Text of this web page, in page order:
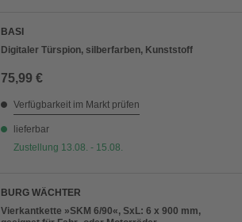
BASI
Digitaler Türspion, silberfarben, Kunststoff
75,99 €
Verfügbarkeit im Markt prüfen
lieferbar
Zustellung 13.08. - 15.08.
BURG WÄCHTER
Vierkantkette »SKM 6/90«, SxL: 6 x 900 mm,